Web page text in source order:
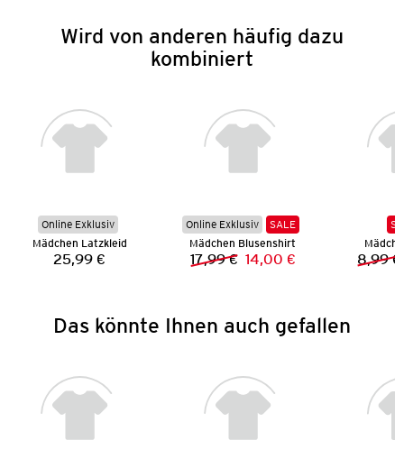
Wird von anderen häufig dazu
kombiniert
Online Exklusiv
Mädchen Latzkleid
Preis:
25,99 €
Online Exklusiv
SALE
Mädchen Blusenshirt
Vorheriger Preis:
17,99 € Neuer Preis:
14,00 € 8,99 €
Das könnte Ihnen auch gefallen